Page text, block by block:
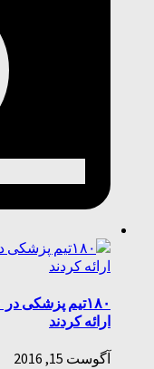
ارائه کردند
آگوست 15, 2016